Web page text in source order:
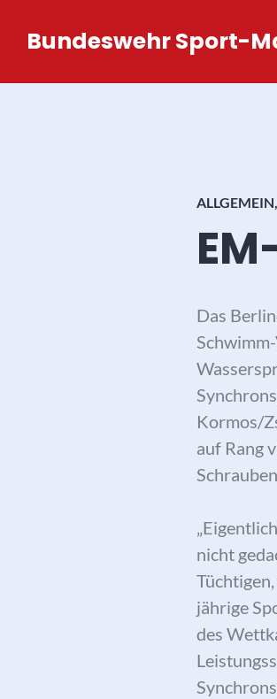
InhaltBundeswehr Sport-
ALLGEMEIN
Das
Kormos/
auf Rang
nicht
jährige
des